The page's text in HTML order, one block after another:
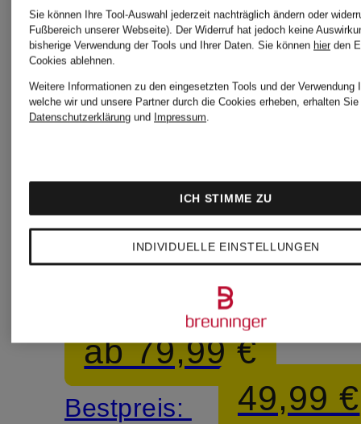
+Aktionsrabatt
MUENCHEN
Overshirt
ab 79,99 €
Bestpreis:
active
Fleece-
Overshirt
49,99 €
Sie können Ihre Tool-Auswahl jederzeit nachträglich ändern oder
Fußbereich unserer Webseite). Der Widerruf hat jedoch keine
bisherige Verwendung der Tools und Ihrer Daten. Sie können hier den
Cookies ablehnen.
Weitere Informationen zu den eingesetzten Tools und der Verwendung
welche wir und unsere Partner durch die Cookies erheben, erhalten
Datenschutzerklärung und Impressum.
INDIVIDUELLE EINSTELLUNGEN
ICH STIMME ZU